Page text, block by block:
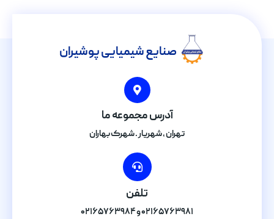
صنایع شیمیایی پوشیران
آدرس مجموعه ما
تهران , شهریار . شهرک بهاران
تلفن
۰۲۱۶۵۷۶۳۹۸۱ و ۰۲۱۶۵۷۶۳۹۸۴